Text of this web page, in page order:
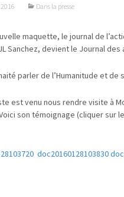
Dans la presse
maquette, le journal de
Sanchez, devient le Journal des
parler de l’Humanitude et de
est venu nous rendre visite à
son témoignage (cliquer sur
doc20160128103830